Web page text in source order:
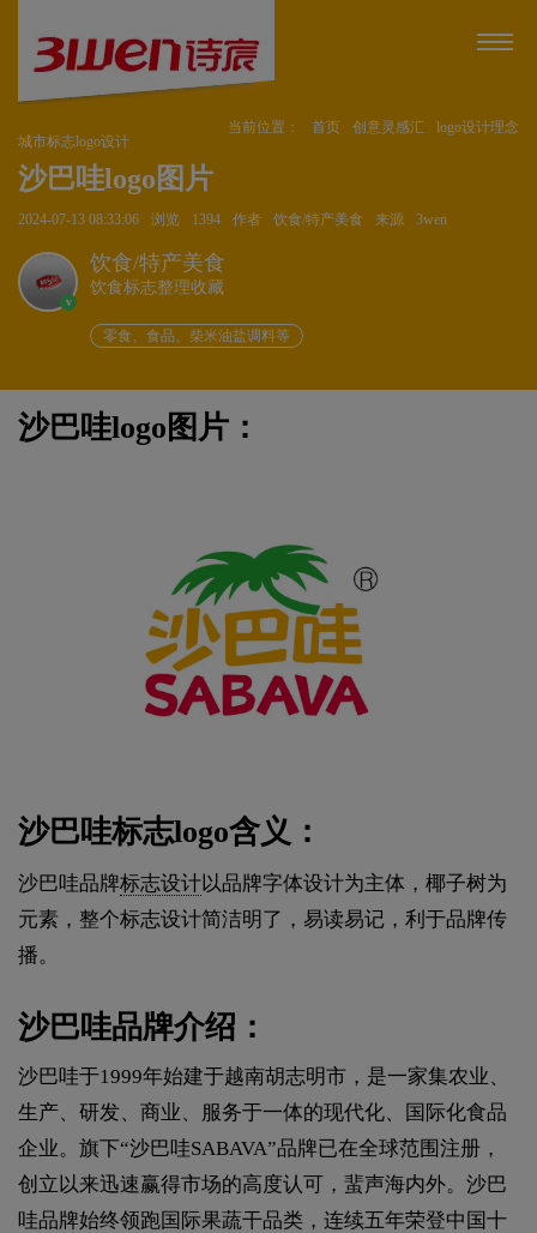
当前位置： 首页 创意灵感汇
logo设计理念
城市标志logo设计
沙巴哇logo图片
2024-07-13 08:33:06 浏览 1394 作者 饮食/特产美食 来源 3wen
v
饮食/特产美食
饮食标志整理收藏
零食、食品、柴米油盐调料等
沙巴哇logo图片：
沙巴哇标志logo含义：
沙巴哇品牌标志设计以品牌字体设计为主体，椰子树为
元素，整个标志设计简洁明了，易读易记，利于品牌传
播。
沙巴哇品牌介绍：
沙巴哇于1999年始建于越南胡志明市，是一家集农业、
生产、研发、商业、服务于一体的现代化、国际化食品
企业。旗下“沙巴哇SABAVA”品牌已在全球范围注册，
创立以来迅速赢得市场的高度认可，蜚声海内外。沙巴
哇品牌始终领跑国际果蔬干品类，连续五年荣登中国十